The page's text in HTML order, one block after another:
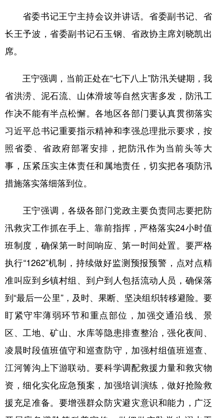
省委书记王宁主持会议并讲话。省委副书记、省
长王予波，省委副书记石玉钢、省政协主席刘晓凯出
席。
王宁强调，当前正处在“七下八上”防汛关键期，我
省洪涝、泥石流、山体滑坡等自然灾害多发，防汛工
作决不能有半点松懈。各地区各部门要认真贯彻落实
习近平总书记重要指示精神和李强总理批示要求，按
照省委、省政府部署安排，把防汛作为当前头等大
事，压紧压实主体责任和属地责任，切实把各项防汛
措施落实落细落到位。
王宁强调，各级各部门党政主要负责同志要把防
汛救灾工作抓在手上、靠前指挥，严格落实24小时值
班制度，确保第一时间响应、第一时间处置。要严格
执行“1262”机制，持续做好监测预报预警，点对点精
准叫应到乡镇村组、到户到人包括流动人员，确保落
到“最后一公里”，及时、果断、坚决组织转移避险。要
盯紧守牢薄弱环节和重点部位，加强交通沿线、景
区、工地、矿山、水库等隐患排查整治，强化夜间、
凌晨时段值班值守和巡查防守，加强村组值班巡查、
江河箐沟上下游联动。要科学调配救援力量和救灾物
资，细化实化应急预案，加强培训演练，做好抢险救
援充足准备。要增强群众防灾避灾意识和能力，广泛